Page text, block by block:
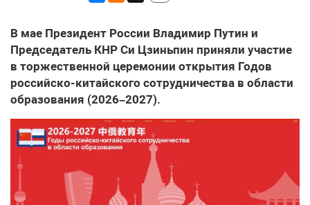
В мае Президент России Владимир Путин и
Председатель КНР Си Цзиньпин приняли участие
в торжественной церемонии открытия Годов
российско-китайского сотрудничества в области
образования (2026–2027).